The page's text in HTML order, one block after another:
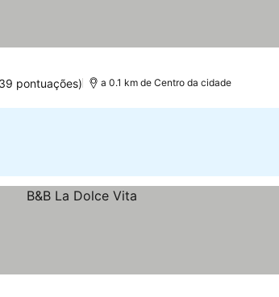
pontuações) a 0.1 km de Centro da cidade